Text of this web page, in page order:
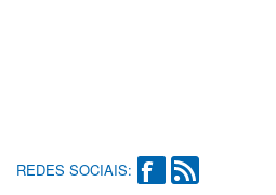
REDES SOCIAIS: